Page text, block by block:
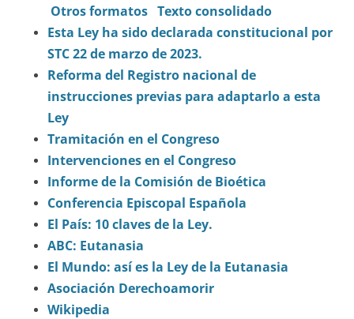
Otros formatos Texto consolidado
Esta Ley ha sido declarada constitucional por
STC 22 de marzo de 2023.
Reforma del Registro nacional de
instrucciones previas para adaptarlo a esta
Ley
Tramitación en el Congreso
Intervenciones en el Congreso
Informe de la Comisión de Bioética
Conferencia Episcopal Española
El País: 10 claves de la Ley.
ABC: Eutanasia
El Mundo: así es la Ley de la Eutanasia
Asociación Derechoamorir
Wikipedia